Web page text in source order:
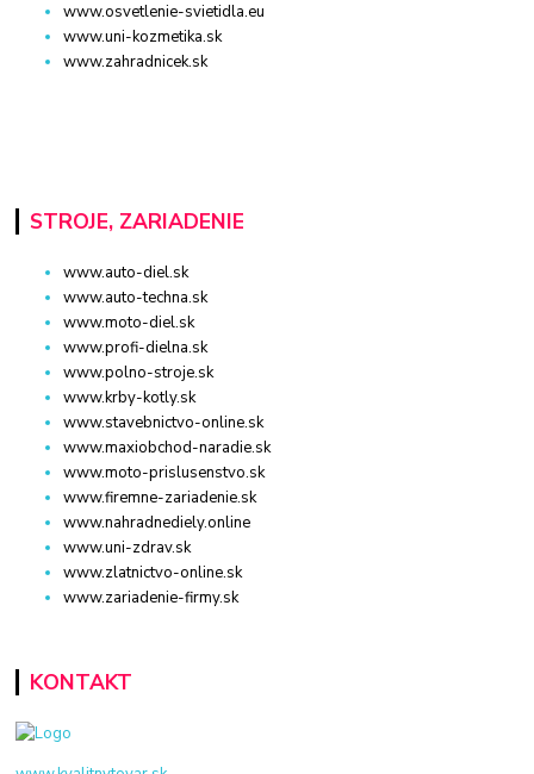
www.osvetlenie-svietidla.eu
www.uni-kozmetika.sk
www.zahradnicek.sk
STROJE, ZARIADENIE
www.auto-diel.sk
www.auto-techna.sk
www.moto-diel.sk
www.profi-dielna.sk
www.polno-stroje.sk
www.krby-kotly.sk
www.stavebnictvo-online.sk
www.maxiobchod-naradie.sk
www.moto-prislusenstvo.sk
www.firemne-zariadenie.sk
www.nahradnediely.online
www.uni-zdrav.sk
www.zlatnictvo-online.sk
www.zariadenie-firmy.sk
KONTAKT